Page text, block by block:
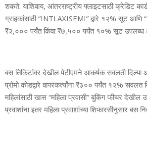
शकते. याशिवाय, आंतरराष्ट्रीय फ्लाइटसाठी क्रेडिट
ग्राहकांसाठी “INTLAXISEMI” द्वारे १२% सूट आणि
₹२,००० पर्यंत किंवा ₹७,५०० पर्यंत १०% सूट
बस तिकिटांवर देखील पेटीएमने आकर्षक सवलती
प्रोमो कोडद्वारे वापरकर्त्यांना ₹३०० पर्यंत १२%
महिलांसाठी खास “महिला प्रवासी” बुकिंग फीचर देखील
प्रवाशांना इतर महिला प्रवाशांच्या शिफारसीनुसार बस